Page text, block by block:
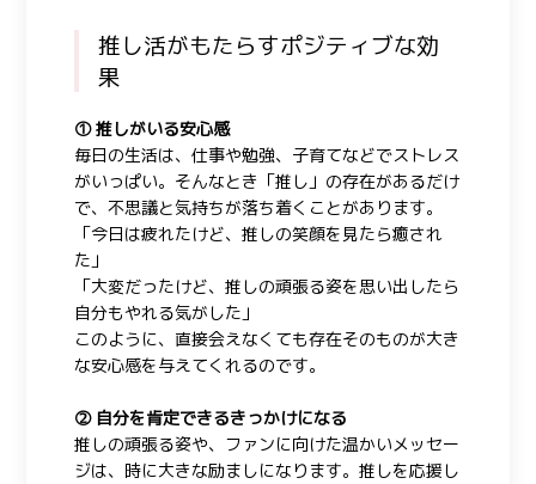
推し活がもたらすポジティブな効
果
① 推しがいる安心感
毎日の生活は、仕事や勉強、子育てなどでストレス
がいっぱい。そんなとき「推し」の存在があるだけ
で、不思議と気持ちが落ち着くことがあります。
「今日は疲れたけど、推しの笑顔を見たら癒され
た」
「大変だったけど、推しの頑張る姿を思い出したら
自分もやれる気がした」
このように、直接会えなくても存在そのものが大き
な安心感を与えてくれるのです。
② 自分を肯定できるきっかけになる
推しの頑張る姿や、ファンに向けた温かいメッセー
ジは、時に大きな励ましになります。推しを応援し